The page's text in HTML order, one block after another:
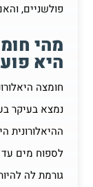
פולשניים,
מהי
היא
חומצה
נמצא בעיקר
ההיאלורונית
לספוח מים עד
גורמת לה